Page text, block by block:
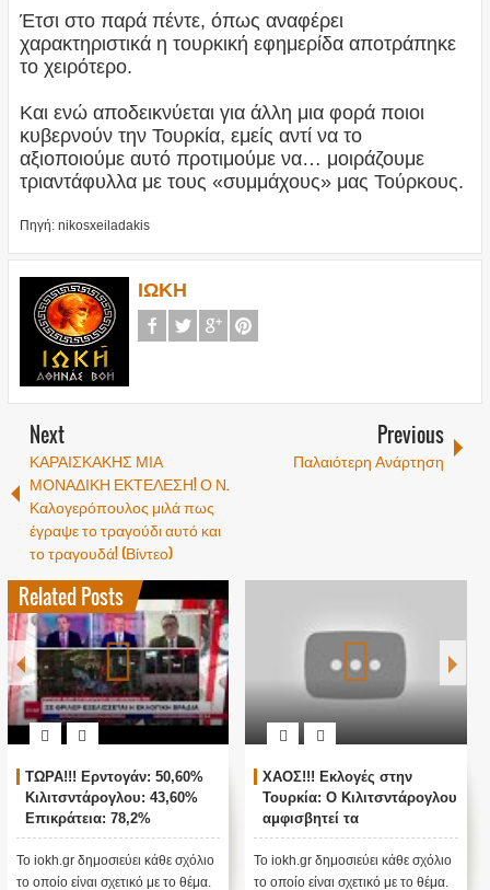
Έτσι στο παρά πέντε, όπως αναφέρει
χαρακτηριστικά η τουρκική εφημερίδα αποτράπηκε
το χειρότερο.
Και ενώ αποδεικνύεται για άλλη μια φορά ποιοι
κυβερνούν την Τουρκία, εμείς αντί να το
αξιοποιούμε αυτό προτιμούμε να… μοιράζουμε
τριαντάφυλλα με τους «συμμάχους» μας Τούρκους.
Πηγή: nikosxeiladakis
ΙΩΚΗ
Next
ΚΑΡΑΙΣΚΑΚΗΣ ΜΙΑ
ΜΟΝΑΔΙΚΗ ΕΚΤΕΛΕΣΗ! Ο Ν.
Καλογερόπουλος μιλά πως
έγραψε το τραγούδι αυτό και
το τραγουδά! (Βίντεο)
Previous
Παλαιότερη Ανάρτηση
Related Posts
Ερντογάν: 50,60%
43,60%
78,2%
δημοσιεύει κάθε σχόλιο
είναι σχετικό με το θέμα.
ΧΑΟΣ!!! Εκλογές στην
Τουρκία: Ο Κιλιτσντάρογλου
αμφισβητεί τα
αποτελέσματα θα γίνουν
ενστάσεις...
Το iokh.gr δημοσιεύει κάθε σχόλιο
το οποίο είναι σχετικό με το θέμα.
Το
το οποίο